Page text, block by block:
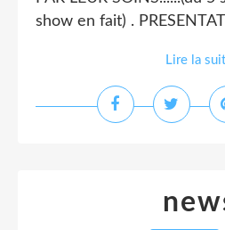
show en fait) .
Lire la